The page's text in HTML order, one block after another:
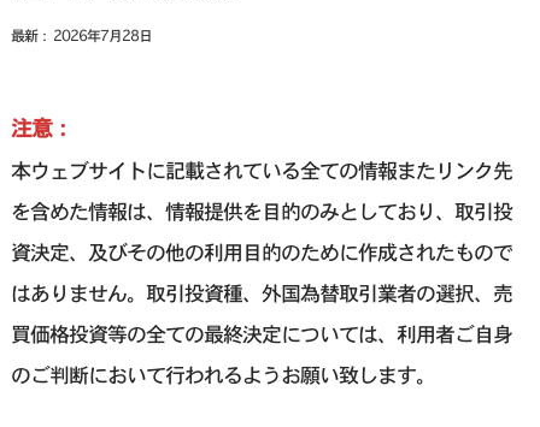
最新： 2026年7月28日
注意：
本ウェブサイトに記載されている全ての情報またリンク先
を含めた情報は、情報提供を目的のみとしており、取引投
資決定、及びその他の利用目的のために作成されたもので
はありません。取引投資種、外国為替取引業者の選択、売
買価格投資等の全ての最終決定については、利用者ご自身
のご判断において行われるようお願い致します。